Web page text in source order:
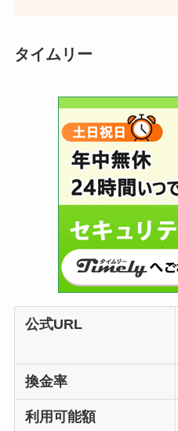
タイムリー
公式URL
換金率
利用可能額